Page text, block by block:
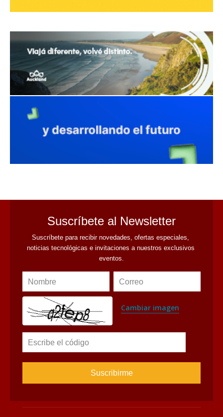
Suscríbete al Newsletter
Suscríbete para recibir novedades, ofertas especiales,
noticias tecnológicas e invitaciones a nuestros exclusivos
eventos.
Nombre Correo
Cambiar imagen
Escribe el código